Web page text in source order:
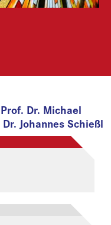
Prof. Dr. Michael
Dr. Johannes Schießl